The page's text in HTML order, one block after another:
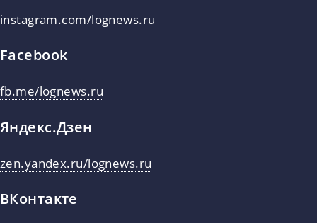
instagram.com/lognews.ru
Facebook
fb.me/lognews.ru
Яндекс.Дзен
zen.yandex.ru/lognews.ru
ВКонтакте